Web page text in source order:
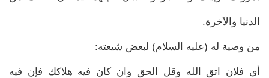
الدنيا والآخرة.
من وصية له (عليه السلام) لبعض شيعته:
أي فلان اتق الله وقل الحق وان كان فيه هلاكك فإن فيه